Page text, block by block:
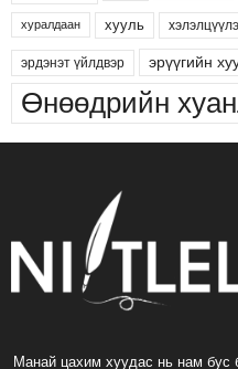
хуралдаан хууль
эрдэнэт үйлдвэр эрүүгийн
Өнөөдрийн
Манай цахим хуудас нь нам бус